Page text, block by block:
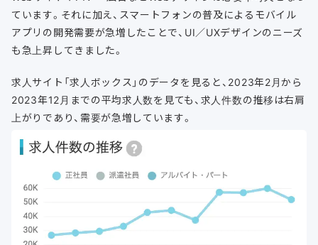
ています。それに加え、スマートフォンの普及によるモバイル
アプリの開発需要が急増したことで、UI／UXデザインのニーズ
も急上昇してきました。
求人サイト「求人ボックス」のデータを見ると、2023年2月から
2023年12月までの平均求人数を見ても、求人件数の推移は右肩
上がりであり、需要が急増しています。